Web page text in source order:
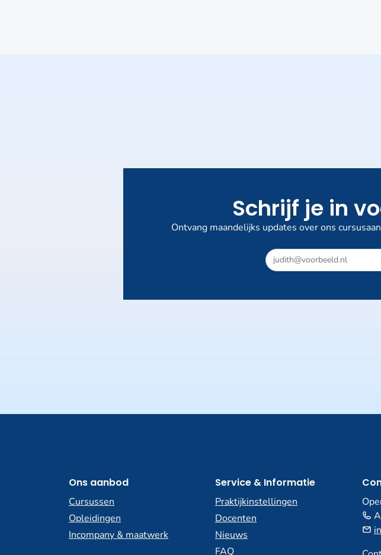
Schrijf je in
Ontvang maandelijks updates over ons
Dit
veld
invullen
Ons aanbod
Cursussen
Opleidingen
Incompany & maatwerk
Service & Informatie
Praktijkinstellingen
Docenten
Nieuws
FAQ